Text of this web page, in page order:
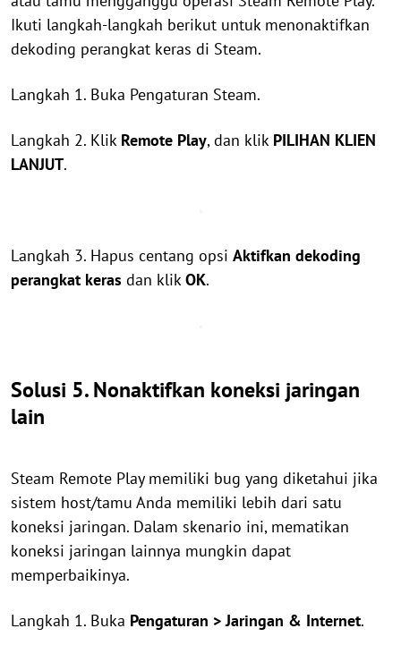
Ikuti langkah-langkah berikut untuk menonaktifkan
dekoding perangkat keras di Steam.
Langkah 1. Buka Pengaturan Steam.
Langkah 2. Klik Remote Play, dan klik PILIHAN KLIEN
LANJUT.
Langkah 3. Hapus centang opsi Aktifkan dekoding
perangkat keras dan klikOK.
Solusi 5. Nonaktifkan koneksi jaringan
lain
Steam Remote Play memiliki bug yang diketahui jika
sistem host/tamu Anda memiliki lebih dari satu
koneksi jaringan. Dalam skenario ini, mematikan
koneksi jaringan lainnya mungkin dapat
memperbaikinya.
Langkah 1. Buka Pengaturan > Jaringan & Internet.